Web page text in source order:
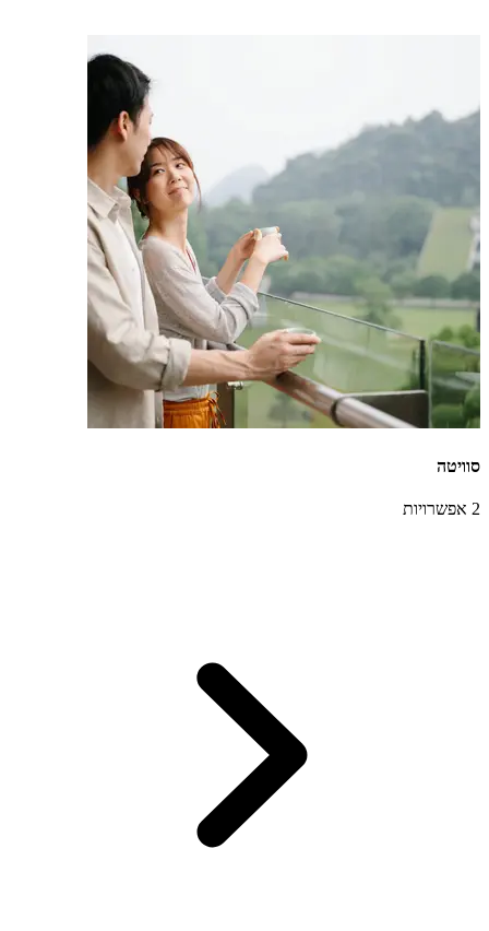
סוויטה
2 אפשרויות